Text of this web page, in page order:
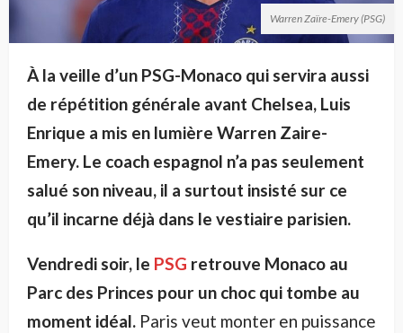
Warren Zaïre-Emery (PSG)
À la veille d’un PSG-Monaco qui servira aussi
de répétition générale avant Chelsea, Luis
Enrique a mis en lumière Warren Zaire-
Emery. Le coach espagnol n’a pas seulement
salué son niveau, il a surtout insisté sur ce
qu’il incarne déjà dans le vestiaire parisien.
Vendredi soir, le PSG retrouve Monaco au
Parc des Princes pour un choc qui tombe au
moment idéal. Paris veut monter en puissance